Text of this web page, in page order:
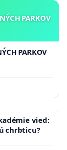
PARKOV
PARKOV
vied:
chrbticu?